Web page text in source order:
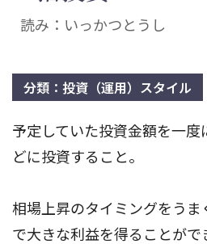
読み：いっかつとうし
分類：投資（運用）スタイル
予定していた投資金額を一
どに投資すること。
相場上昇のタイミングをう
で大きな利益を得ることが